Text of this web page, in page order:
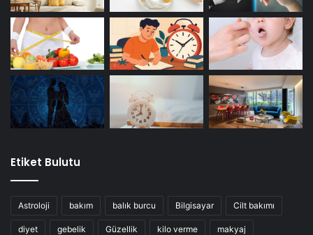
Etiket Bulutu
Astroloji bakım balık burcu Bilgisayar Cilt bakımı
diyet gebelik Güzellik kilo verme makyaj